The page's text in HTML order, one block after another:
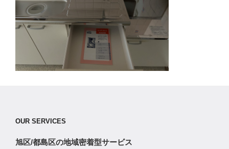
OUR SERVICES
旭区/都島区の地域密着型サービス